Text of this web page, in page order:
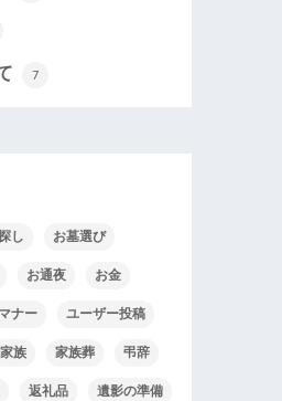
7
し お墓選び
お通夜 お金
マナー ユーザー投稿
家族 家族葬 弔辞
返礼品 遺影の準備